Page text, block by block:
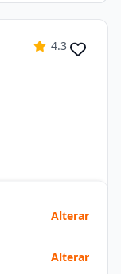
4.3
Alterar
Alterar